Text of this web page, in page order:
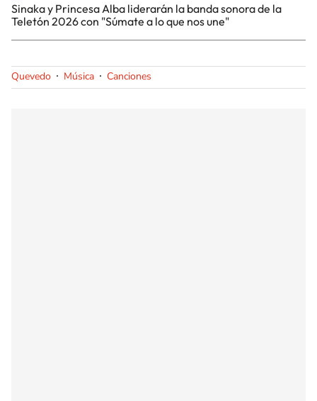
Sinaka y Princesa Alba liderarán la banda sonora de la
Teletón 2026 con "Súmate a lo que nos une"
Quevedo Música Canciones